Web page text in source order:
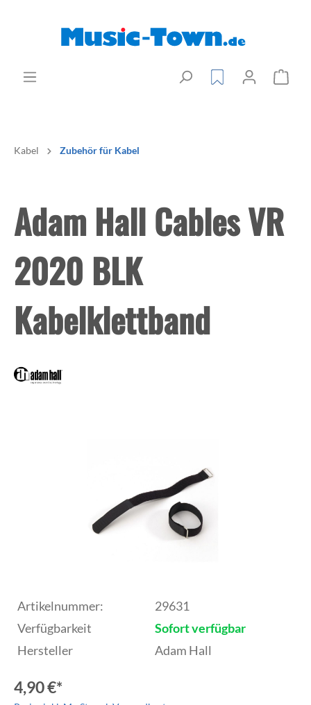
Kabel Zubehör für Kabel
Adam Hall Cables VR
2020 BLK
Kabelklettband
Artikelnummer:
29631
Verfügbarkeit
Sofort verfügbar
Hersteller
Adam Hall
4,90 €*